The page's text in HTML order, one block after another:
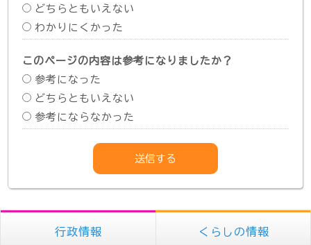
どちらともいえない
わかりにくかった
このページの内容は参考になりましたか？
参考になった
どちらともいえない
参考にならなかった
行政情報 くらしの情報